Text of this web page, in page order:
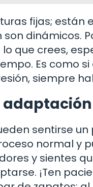
fijas;
dinámicos.
que crees,
Es como
siempre
sentirse
normal y
y sientes
¡Ten